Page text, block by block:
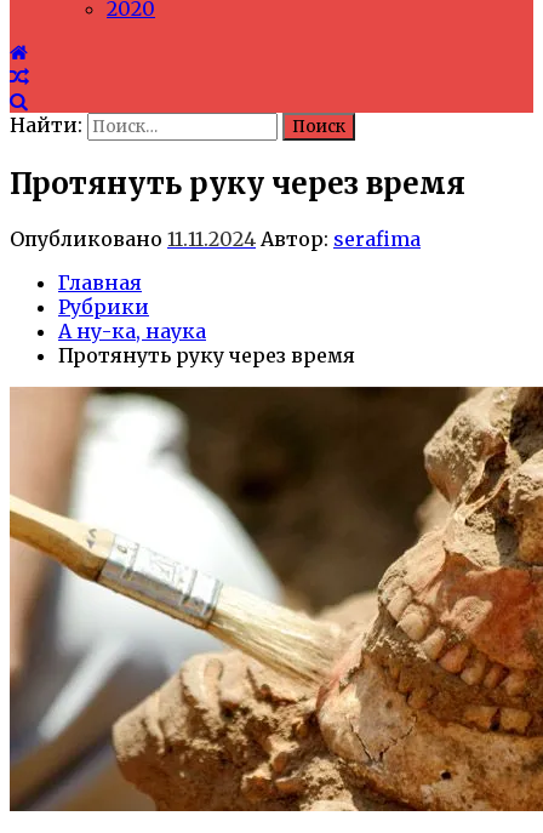
2020
Найти:
Протянуть руку через время
Опубликовано 11.11.2024 Автор: serafima
Главная
Рубрики
А ну-ка, наука
Протянуть руку через время